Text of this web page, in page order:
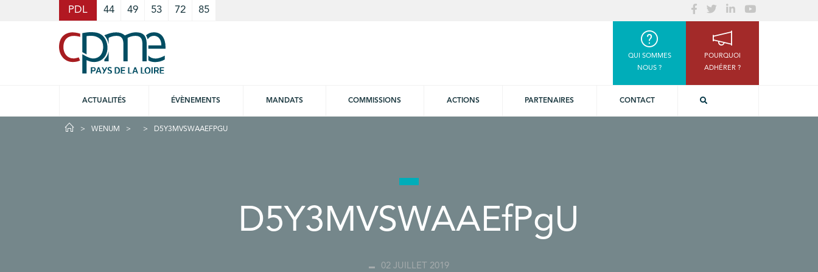
PDL 44 49 53 72 85
QUI SOMMES
NOUS ?
POURQUOI
ADHÉRER ?
ACTUALITÉS ÉVÈNEMENTS MANDATS COMMISSIONS ACTIONS PARTENAIRES CONTACT
WENUM D5Y3MVSWAAEFPGU
D5Y3MVSWAAEfPgU
02 JUILLET 2019
Cookies management panel